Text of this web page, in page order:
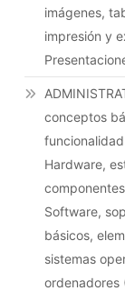
imágenes,
impresión y
conceptos
Hardware,
Software,
básicos,
sistemas
ordenadores